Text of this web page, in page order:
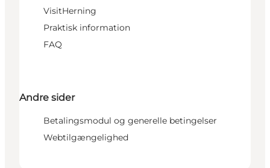
VisitHerning
Praktisk information
FAQ
Andre sider
Betalingsmodul og generelle betingelser
Webtilgængelighed